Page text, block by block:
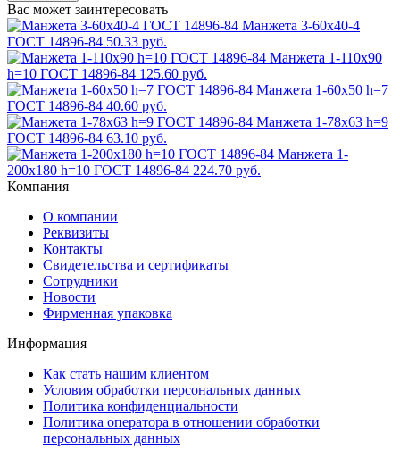
Вас может заинтересовать
Манжета 3-60х40-4
ГОСТ 14896-84 50.33 руб.
Манжета 1-110х90
h=10 ГОСТ 14896-84 125.60 руб.
Манжета 1-60х50 h=7
ГОСТ 14896-84 40.60 руб.
Манжета 1-78х63 h=9
ГОСТ 14896-84 63.10 руб.
Манжета 1-
200х180 h=10 ГОСТ 14896-84 224.70 руб.
Компания
О компании
Реквизиты
Контакты
Свидетельства и сертификаты
Сотрудники
Новости
Фирменная упаковка
Информация
Как стать нашим клиентом
Условия обработки персональных данных
Политика конфиденциальности
Политика оператора в отношении обработки
персональных данных